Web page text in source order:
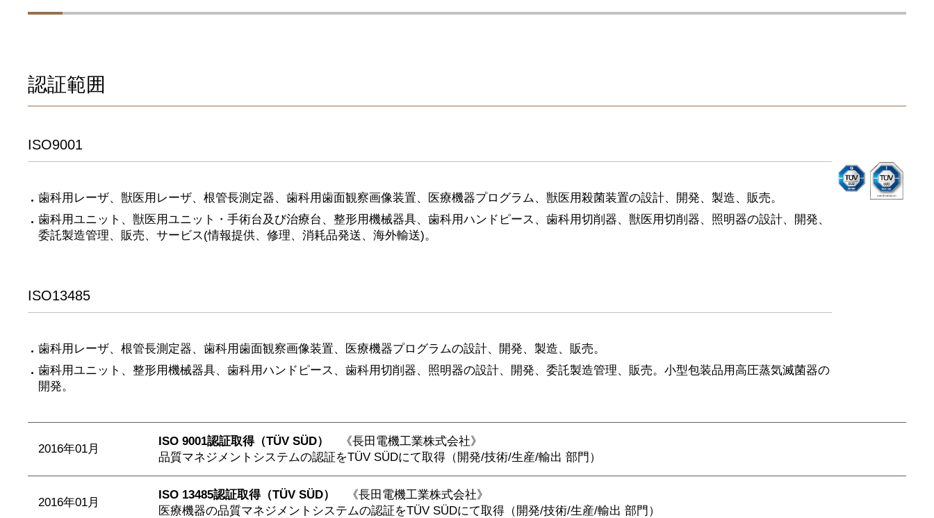
認証範囲
ISO9001
歯科用レーザ、獣医用レーザ、根管長測定器、歯科用歯面観察画像装置、医療機器プログラム、獣医用殺菌装置の設計、開発、製造、販売。
歯科用ユニット、獣医用ユニット・手術台及び治療台、整形用機械器具、歯科用ハンドピース、歯科用切削器、獣医用切削器、照明器の設計、開発、
委託製造管理、販売、サービス(情報提供、修理、消耗品発送、海外輸送)。
ISO13485
歯科用レーザ、根管長測定器、歯科用歯面観察画像装置、医療機器プログラムの設計、開発、製造、販売。
歯科用ユニット、整形用機械器具、歯科用ハンドピース、歯科用切削器、照明器の設計、開発、委託製造管理、販売。小型包装品用高圧蒸気滅菌器の
開発。
2016年01月
ISO 9001認証取得（TÜV SÜD）
《長田電機工業株式会社》
品質マネジメントシステムの認証をTÜV SÜDにて取得（開発/技術/生産/輸出 部門）
2016年01月
ISO 13485認証取得（TÜV SÜD）
《長田電機工業株式会社》
医療機器の品質マネジメントシステムの認証をTÜV SÜDにて取得（開発/技術/生産/輸出 部門）